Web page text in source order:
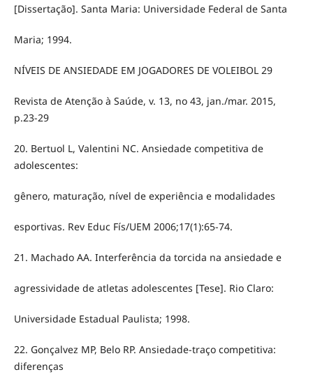
[Dissertação]. Santa Maria: Universidade Federal de Santa
Maria; 1994.
NÍVEIS DE ANSIEDADE EM JOGADORES DE VOLEIBOL 29
Revista de Atenção à Saúde, v. 13, no 43, jan./mar. 2015,
p.23-29
20. Bertuol L, Valentini NC. Ansiedade competitiva de
adolescentes:
gênero, maturação, nível de experiência e modalidades
esportivas. Rev Educ Fís/UEM 2006;17(1):65-74.
21. Machado AA. Interferência da torcida na ansiedade e
agressividade de atletas adolescentes [Tese]. Rio Claro:
Universidade Estadual Paulista; 1998.
22. Gonçalvez MP, Belo RP. Ansiedade-traço competitiva:
diferenças